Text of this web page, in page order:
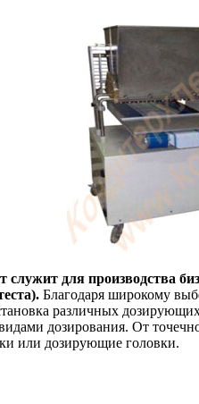
для производства
Благодаря широкому
различных
дозирования. От
или дозирующие головки.